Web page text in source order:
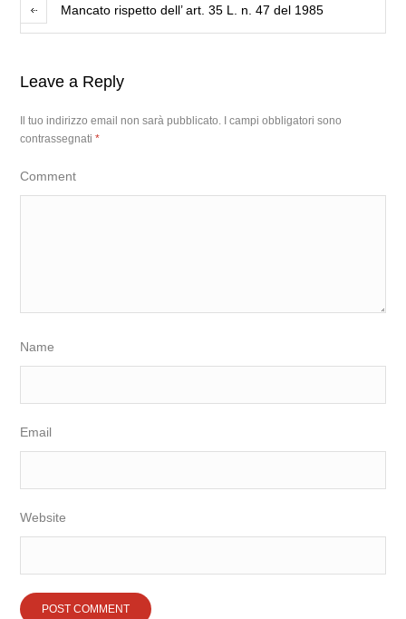
Mancato rispetto dell’ art. 35 L. n. 47 del 1985
Leave a Reply
Il tuo indirizzo email non sarà pubblicato.
I campi obbligatori sono
contrassegnati*
Comment
Name
Email
Website